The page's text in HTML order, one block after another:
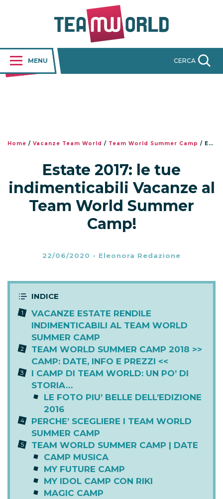
MENU CERCA
Home / Vacanze Team World / Team World Summer Camp / Estate 2017: le tue indimenticabili Vacanze al Team World Summer Camp!
Estate 2017: le tue
indimenticabili Vacanze al
Team World Summer
Camp!
22/06/2020 - Eleonora Redazione
VACANZE ESTATE RENDILE
INDIMENTICABILI AL TEAM WORLD
SUMMER CAMP
TEAM WORLD SUMMER CAMP 2018 >>
CAMP: DATE, INFO E PREZZI <<
I CAMP DI TEAM WORLD: UN PO’ DI
STORIA…
LE FOTO PIU’ BELLE DELL’EDIZIONE
2016
PERCHE’ SCEGLIERE I TEAM WORLD
SUMMER CAMP
TEAM WORLD SUMMER CAMP | DATE
CAMP MUSICA
MY FUTURE CAMP
MY IDOL CAMP CON RIKI
MAGIC CAMP